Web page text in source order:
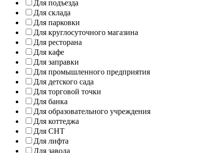
Для подъезда
Для склада
Для парковки
Для круглосуточного магазина
Для ресторана
Для кафе
Для заправки
Для промышленного предприятия
Для детского сада
Для торговой точки
Для банка
Для образовательного учреждения
Для коттеджа
Для СНТ
Для лифта
Для завода